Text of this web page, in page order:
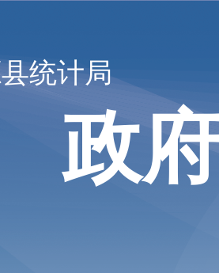
统计局
政